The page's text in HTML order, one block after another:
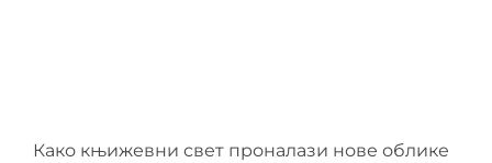
Како књижевни свет проналази нове облике